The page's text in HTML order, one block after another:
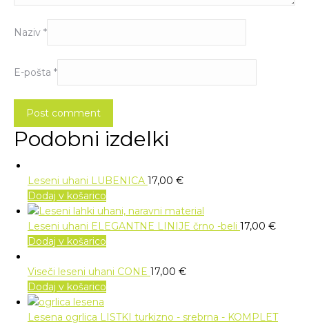
Naziv *
E-pošta *
Post comment
Podobni izdelki
Leseni uhani LUBENICA 17,00 €
Dodaj v košarico
Leseni uhani ELEGANTNE LINIJE črno -beli 17,00 €
Dodaj v košarico
Viseči leseni uhani CONE 17,00 €
Dodaj v košarico
Lesena ogrlica LISTKI turkizno - srebrna - KOMPLET